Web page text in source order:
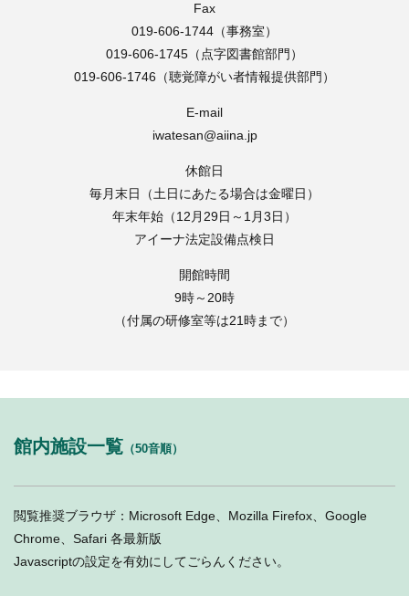
Fax
019-606-1744（事務室）
019-606-1745（点字図書館部門）
019-606-1746（聴覚障がい者情報提供部門）
E-mail
iwatesan@aiina.jp
休館日
毎月末日（土日にあたる場合は金曜日）
年末年始（12月29日～1月3日）
アイーナ法定設備点検日
開館時間
9時～20時
（付属の研修室等は21時まで）
館内施設一覧 （50音順）
閲覧推奨ブラウザ：Microsoft Edge、Mozilla Firefox、Google
Chrome、Safari 各最新版
Javascriptの設定を有効にしてごらんください。